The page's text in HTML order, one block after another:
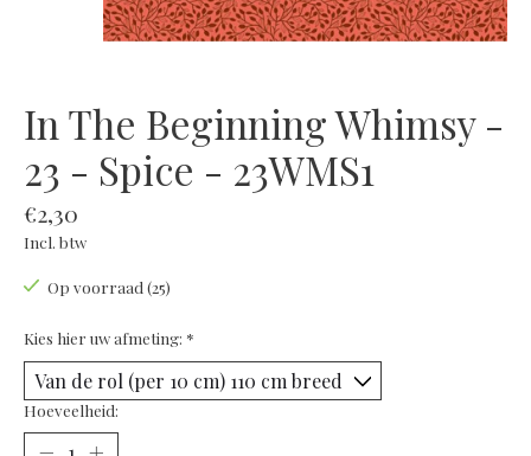
In The Beginning Whimsy -
23 - Spice - 23WMS1
€2,30
Incl. btw
Op voorraad (25)
Kies hier uw afmeting: *
Hoeveelheid: